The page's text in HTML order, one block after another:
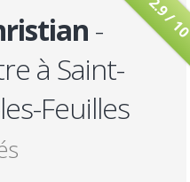
2.9 /
-
à Saint-
Feuilles